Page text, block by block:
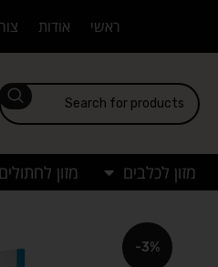
ראשי אודות
מזון לכלבים מזון לחתולים
-3%